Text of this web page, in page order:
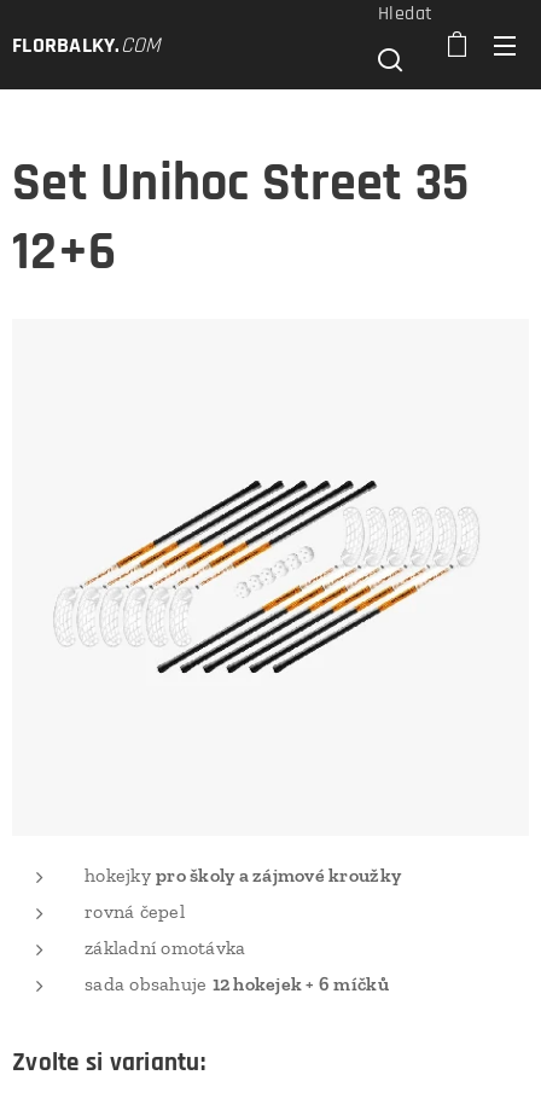
FLORBALKY.COM
Hledat
Set Unihoc Street 35
12+6
hokejkypro školy a zájmové kroužky
rovná čepel
základní omotávka
sada obsahuje 12 hokejek + 6 míčků
Zvolte si variantu: